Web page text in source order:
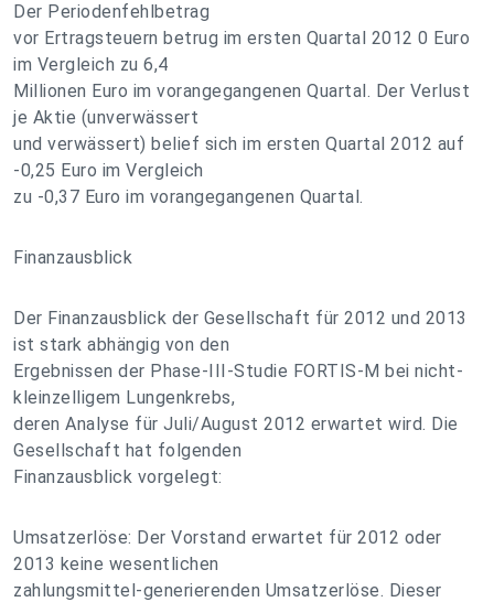
Der Periodenfehlbetrag
vor Ertragsteuern betrug im ersten Quartal 2012 0 Euro
im Vergleich zu 6,4
Millionen Euro im vorangegangenen Quartal. Der Verlust
je Aktie (unverwässert
und verwässert) belief sich im ersten Quartal 2012 auf
-0,25 Euro im Vergleich
zu -0,37 Euro im vorangegangenen Quartal.
Finanzausblick
Der Finanzausblick der Gesellschaft für 2012 und 2013
ist stark abhängig von den
Ergebnissen der Phase-III-Studie FORTIS-M bei nicht-
kleinzelligem Lungenkrebs,
deren Analyse für Juli/August 2012 erwartet wird. Die
Gesellschaft hat folgenden
Finanzausblick vorgelegt:
Umsatzerlöse: Der Vorstand erwartet für 2012 oder
2013 keine wesentlichen
zahlungsmittel-generierenden Umsatzerlöse. Dieser